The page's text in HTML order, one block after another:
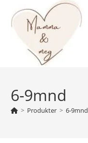
content
6-9mnd
> Produkter > 6-9mnd